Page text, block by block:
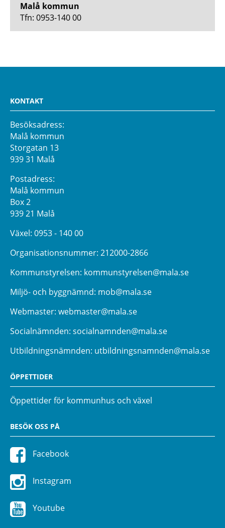
Malå kommun
Tfn: 0953-140 00
KONTAKT
Besöksadress:
Malå kommun
Storgatan 13
939 31 Malå
Postadress:
Malå kommun
Box 2
939 21 Malå
Växel: 0953 - 140 00
Organisationsnummer: 212000-2866
Kommunstyrelsen: kommunstyrelsen@mala.se
Miljö- och byggnämnd: mob@mala.se
Webmaster: webmaster@mala.se
Socialnämnden: socialnamnden@mala.se
Utbildningsnämnden: utbildningsnamnden@mala.se
ÖPPETTIDER
Öppettider för kommunhus och växel
BESÖK OSS PÅ
Facebook
Instagram
Youtube